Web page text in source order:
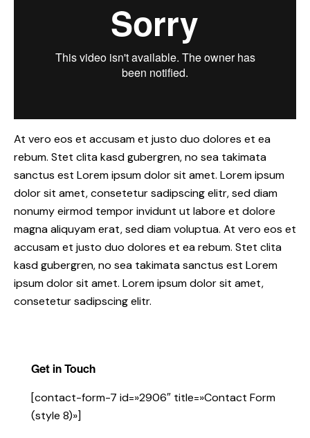
At vero eos et accusam et justo duo dolores et ea
rebum. Stet clita kasd gubergren, no sea takimata
sanctus est Lorem ipsum dolor sit amet. Lorem ipsum
dolor sit amet, consetetur sadipscing elitr, sed diam
nonumy eirmod tempor invidunt ut labore et dolore
magna aliquyam erat, sed diam voluptua. At vero eos et
accusam et justo duo dolores et ea rebum. Stet clita
kasd gubergren, no sea takimata sanctus est Lorem
ipsum dolor sit amet. Lorem ipsum dolor sit amet,
consetetur sadipscing elitr.
Get in Touch
[contact-form-7 id=»2906″ title=»Contact Form
(style 8)»]